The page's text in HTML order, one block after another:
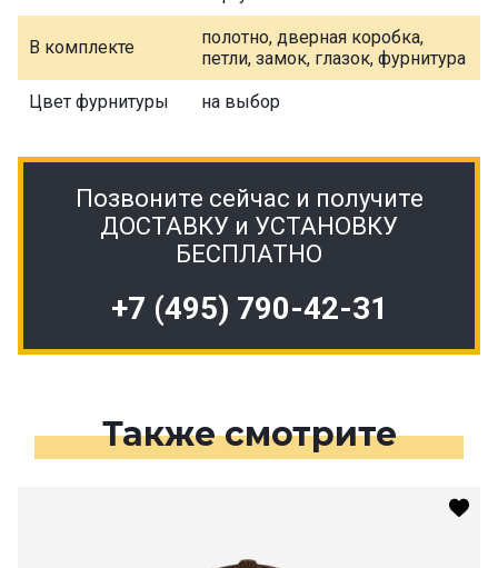
В комплекте
полотно, дверная коробка,
петли, замок, глазок, фурнитура
Цвет фурнитуры на выбор
Позвоните сейчас и получите
ДОСТАВКУ и УСТАНОВКУ
БЕСПЛАТНО
+7 (495) 790-42-31
Также смотрите